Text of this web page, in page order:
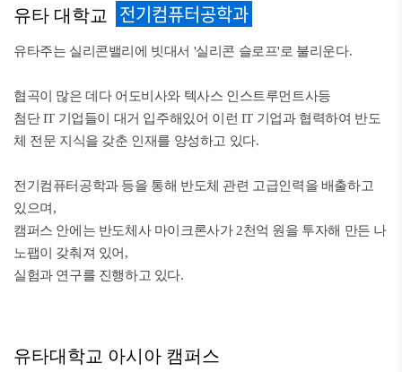
유타 대학교 전기컴퓨터공학과
유타주는 실리콘밸리에 빗대서 '실리콘 슬로프'로 불리운다.
협곡이 많은 데다 어도비사와 텍사스 인스트루먼트사등
첨단 IT 기업들이 대거 입주해있어 이런 IT 기업과 협력하여 반도
체 전문 지식을 갖춘 인재를 양성하고 있다.
전기컴퓨터공학과 등을 통해 반도체 관련 고급인력을 배출하고
있으며,
캠퍼스 안에는 반도체사 마이크론사가 2천억 원을 투자해 만든 나
노팹이 갖춰져 있어,
실험과 연구를 진행하고 있다.
유타대학교 아시아 캠퍼스